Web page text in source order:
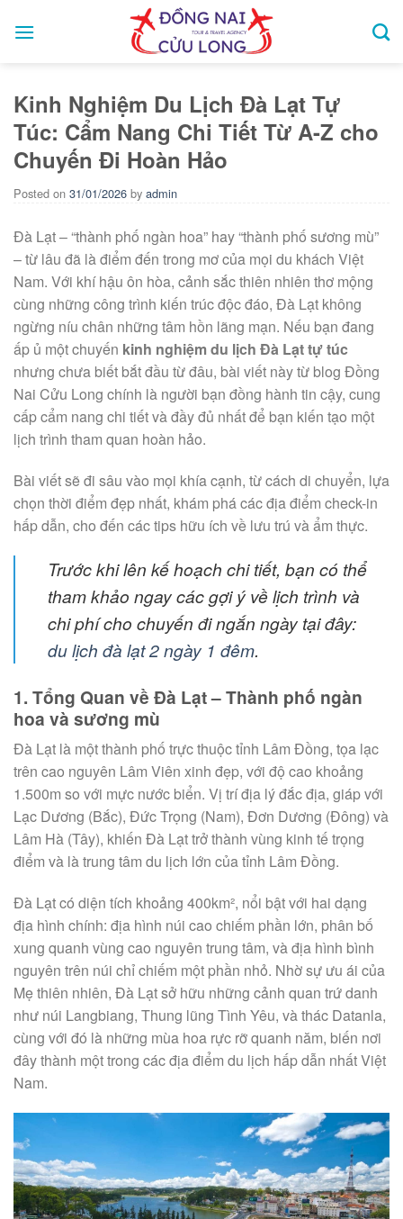
Kinh Nghiệm Du Lịch Đà Lạt Tự
Túc: Cẩm Nang Chi Tiết Từ A-Z cho
Chuyến Đi Hoàn Hảo
Posted on 31/01/2026 by admin
Đà Lạt – “thành phố ngàn hoa” hay “thành phố sương mù”
– từ lâu đã là điểm đến trong mơ của mọi du khách Việt
Nam. Với khí hậu ôn hòa, cảnh sắc thiên nhiên thơ mộng
cùng những công trình kiến trúc độc đáo, Đà Lạt không
ngừng níu chân những tâm hồn lãng mạn. Nếu bạn đang
ấp ủ một chuyến kinh nghiệm du lịch Đà Lạt tự túc
nhưng chưa biết bắt đầu từ đâu, bài viết này từ blog Đồng
Nai Cửu Long chính là người bạn đồng hành tin cậy, cung
cấp cẩm nang chi tiết và đầy đủ nhất để bạn kiến tạo một
lịch trình tham quan hoàn hảo.
Bài viết sẽ đi sâu vào mọi khía cạnh, từ cách di chuyển, lựa
chọn thời điểm đẹp nhất, khám phá các địa điểm check-in
hấp dẫn, cho đến các tips hữu ích về lưu trú và ẩm thực.
Trước khi lên kế hoạch chi tiết, bạn có thể
tham khảo ngay các gợi ý về lịch trình và
chi phí cho chuyến đi ngắn ngày tại đây:
du lịch đà lạt 2 ngày 1 đêm.
1. Tổng Quan về Đà Lạt – Thành phố ngàn
hoa và sương mù
Đà Lạt là một thành phố trực thuộc tỉnh Lâm Đồng, tọa lạc
trên cao nguyên Lâm Viên xinh đẹp, với độ cao khoảng
1.500m so với mực nước biển. Vị trí địa lý đắc địa, giáp với
Lạc Dương (Bắc), Đức Trọng (Nam), Đơn Dương (Đông) và
Lâm Hà (Tây), khiến Đà Lạt trở thành vùng kinh tế trọng
điểm và là trung tâm du lịch lớn của tỉnh Lâm Đồng.
Đà Lạt có diện tích khoảng 400km², nổi bật với hai dạng
địa hình chính: địa hình núi cao chiếm phần lớn, phân bố
xung quanh vùng cao nguyên trung tâm, và địa hình bình
nguyên trên núi chỉ chiếm một phần nhỏ. Nhờ sự ưu ái của
Mẹ thiên nhiên, Đà Lạt sở hữu những cảnh quan trứ danh
như núi Langbiang, Thung lũng Tình Yêu, và thác Datanla,
cùng với đó là những mùa hoa rực rỡ quanh năm, biến nơi
đây thành một trong các địa điểm du lịch hấp dẫn nhất Việt
Nam.